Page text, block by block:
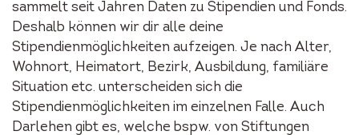
sammelt seit Jahren Daten zu Stipendien und Fonds.
Deshalb können wir dir alle deine
Stipendienmöglichkeiten aufzeigen. Je nach Alter,
Wohnort, Heimatort, Bezirk, Ausbildung, familiäre
Situation etc. unterscheiden sich die
Stipendienmöglichkeiten im einzelnen Falle. Auch
Darlehen gibt es, welche bspw. von Stiftungen